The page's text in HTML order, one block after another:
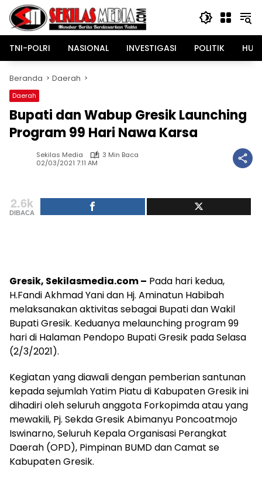
Langsung
konten
TNI-POLRI
NASIONAL INVESTIGASI POLITIK
Beranda Daerah
Daerah
Bupati dan Wabup Gresik Launching
Program 99 Hari Nawa Karsa
Sekilas Media
3 Min Baca
02/03/2021 7:11 AM
2.6k
DIBACA
Gresik, Sekilasmedia.com – Pada hari kedua,
H.Fandi Akhmad Yani dan Hj. Aminatun Habibah
melaksanakan aktivitas sebagai Bupati dan Wakil
Bupati Gresik. Keduanya melaunching program 99
hari di Halaman Pendopo Bupati Gresik pada Selasa
(2/3/2021).
Kegiatan yang diawali dengan pemberian santunan
kepada sejumlah Yatim Piatu di Kabupaten Gresik ini
dihadiri oleh seluruh anggota Forkopimda atau yang
mewakili, Pj. Sekda Gresik Abimanyu Poncoatmojo
Iswinarno, Seluruh Kepala Organisasi Perangkat
Daerah (OPD), Pimpinan BUMD dan Camat se
Kabupaten Gresik.